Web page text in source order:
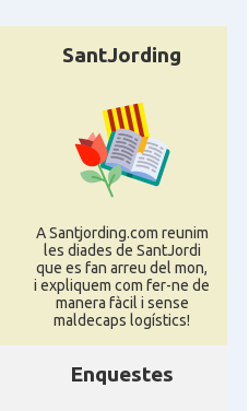
SantJording
A Santjording.com reunim
les diades de SantJordi
que es fan arreu del mon,
i expliquem com fer-ne de
manera fàcil i sense
maldecaps logí­stics!
Enquestes